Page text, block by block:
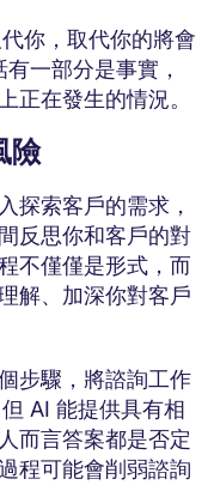
你，取代你的將會
一部分是事實，
正在發生的情況。
險
探索客戶的需求，
反思你和客戶的對
不僅僅是形式，而
解、加深你對客戶
步驟，將諮詢工作
AI 能提供具有相
而言答案都是否定
程可能會削弱諮詢